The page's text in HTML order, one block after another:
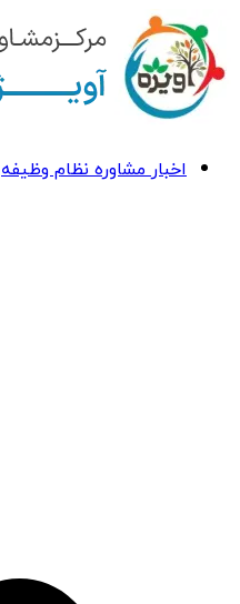
اخبار مشاوره نظام وظیفه